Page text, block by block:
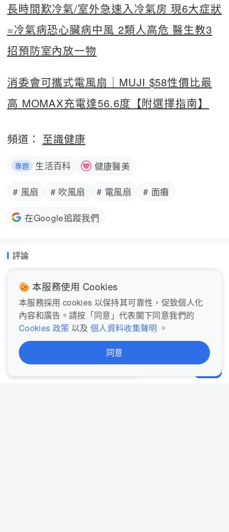
長時間歎冷氣/室外急速入冷氣房 現6大症狀
=冷氣病恐心臟病中風 2類人高危 醫生教3
招預防室內放一物
消委會可攜式電風扇｜MUJI $58性價比最
高 MOMAX充電達56.6度【附選擇指南】
頻道： 至識健康
專題 生活百科 健康醫美
# 風扇 # 吹風扇 # 電風扇 # 面癱
在Google追蹤我們
評論
登入後即可查看和發表評論
本服務使用 Cookies
本服務採用 cookies 以保持其可靠性，促致個人化
內容和廣告。請按「同意」代表閣下同意我們的
Cookies 政策 以及 個人資料收集聲明 。
同意